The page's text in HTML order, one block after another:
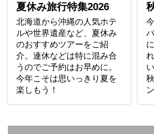
夏休み旅行特集2026
北海道から沖縄の人気ホテ
ルや世界遺産など、夏休み
のおすすめツアーをご紹
介。連休などは特に混み合
うのでご予約はお早めに。
今年こそは思いっきり夏を
楽しもう！